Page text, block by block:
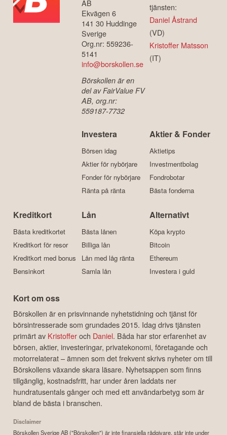
AB
Ekvägen 6
141 30 Huddinge
Sverige
Org.nr: 559236-
5141
info@borskollen.se
Börskollen är en
del av FairValue FV
AB, org.nr:
559187-7732
tjänsten:
Daniel Åstrand
(VD)
Kristoffer Matsson
(IT)
Investera
Börsen idag
Aktier för nybörjare
Fonder för nybörjare
Ränta på ränta
Aktier & Fonder
Aktietips
Investmentbolag
Fondrobotar
Bästa fonderna
Kreditkort
Bästa kreditkortet
Kreditkort för resor
Kreditkort med bonus
Bensinkort
Lån
Bästa lånen
Billiga lån
Lån med låg ränta
Samla lån
Alternativt
Köpa krypto
Bitcoin
Ethereum
Investera i guld
Kort om oss
Börskollen är en prisvinnande nyhetstidning och tjänst för
börsintresserade som grundades 2015. Idag drivs tjänsten
primärt av Kristofferoch Daniel. Båda har stor erfarenhet av
börsen, aktier, investeringar, privatekonomi, företagande och
motorrelaterat – ämnen som det frekvent skrivs nyheter om till
Börskollens växande skara läsare. Nyhetsappen som finns
tillgänglig, kostnadsfritt, har under åren laddats ner
hundratusentals gånger och med ett användarbetyg som är
bland de bästa i branschen.
Disclaimer
Börskollen Sverige AB ("Börskollen") är inte finansiella rådgivare, står inte under